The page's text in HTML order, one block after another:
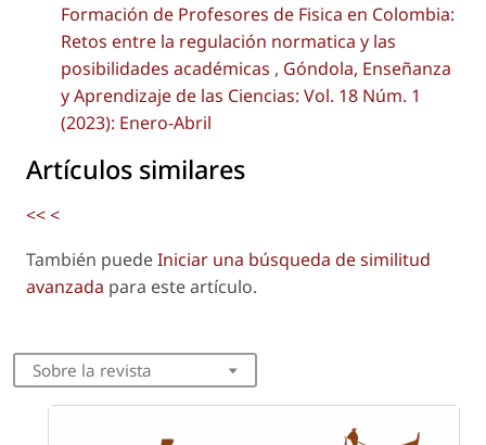
Formación de Profesores de Fisica en Colombia:
Retos entre la regulación normatica y las
posibilidades académicas , Góndola, Enseñanza
y Aprendizaje de las Ciencias: Vol. 18 Núm. 1
(2023): Enero-Abril
Artículos similares
<<<
También puedeIniciar una búsqueda de similitud
avanzada para este artículo.
Sobre la revista